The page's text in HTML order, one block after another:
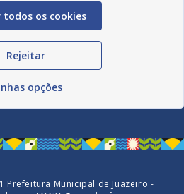
Sociais
Prefeitura Municipal de Juazeiro -
todos os cookies
Rejeitar
opções